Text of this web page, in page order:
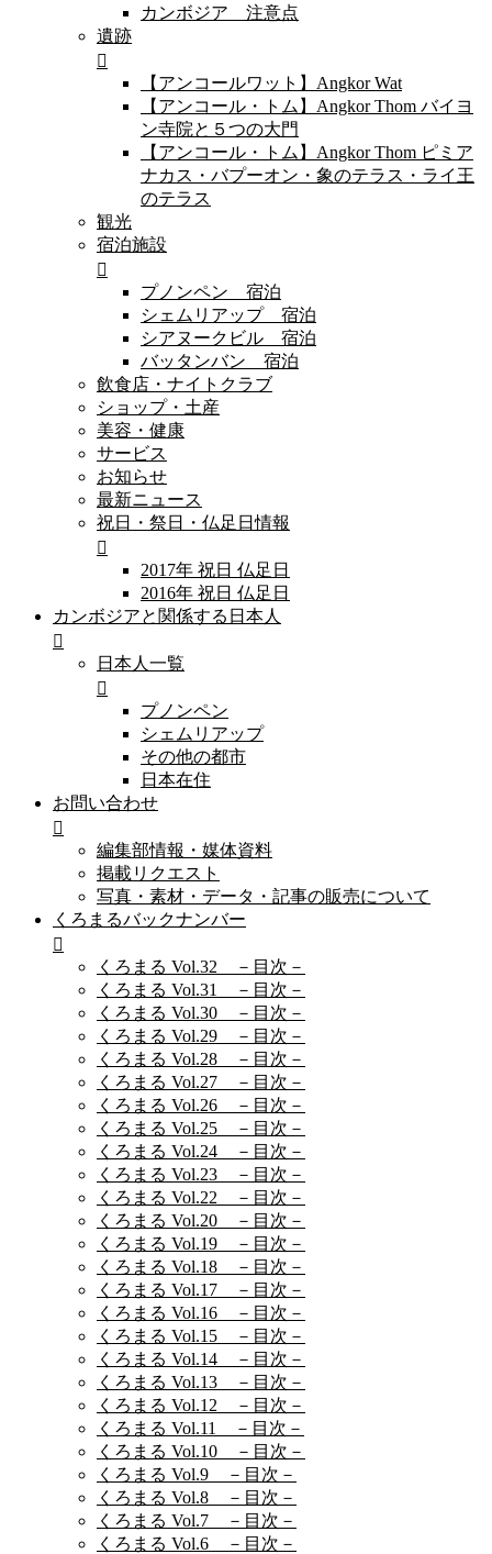
カンボジア 注意点
遺跡
【アンコールワット】Angkor Wat
【アンコール・トム】Angkor Thom バイヨ
ン寺院と５つの大門
【アンコール・トム】Angkor Thom ピミア
ナカス・バプーオン・象のテラス・ライ王
のテラス
観光
宿泊施設
プノンペン 宿泊
シェムリアップ 宿泊
シアヌークビル 宿泊
バッタンバン 宿泊
飲食店・ナイトクラブ
ショップ・土産
美容・健康
サービス
お知らせ
最新ニュース
祝日・祭日・仏足日情報
2017年 祝日 仏足日
2016年 祝日 仏足日
カンボジアと関係する日本人
日本人一覧
プノンペン
シェムリアップ
その他の都市
日本在住
お問い合わせ
編集部情報・媒体資料
掲載リクエスト
写真・素材・データ・記事の販売について
くろまるバックナンバー
くろまる Vol.32 －目次－
くろまる Vol.31 －目次－
くろまる Vol.30 －目次－
くろまる Vol.29 －目次－
くろまる Vol.28 －目次－
くろまる Vol.27 －目次－
くろまる Vol.26 －目次－
くろまる Vol.25 －目次－
くろまる Vol.24 －目次－
くろまる Vol.23 －目次－
くろまる Vol.22 －目次－
くろまる Vol.20 －目次－
くろまる Vol.19 －目次－
くろまる Vol.18 －目次－
くろまる Vol.17 －目次－
くろまる Vol.16 －目次－
くろまる Vol.15 －目次－
くろまる Vol.14 －目次－
くろまる Vol.13 －目次－
くろまる Vol.12 －目次－
くろまる Vol.11 －目次－
くろまる Vol.10 －目次－
くろまる Vol.9 －目次－
くろまる Vol.8 －目次－
くろまる Vol.7 －目次－
くろまる Vol.6 －目次－